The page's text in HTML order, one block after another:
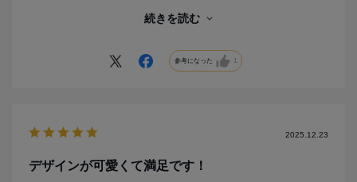
惹かれて来店予約をしました。
当日ドキドキしながらお店に行きましたが
担当の方がとても優しく丁寧に接客をしてくださり、リラックスをし
自分の普段のファッションや好みを回答するだけで
た。
診断結果だけでなく2人の生活スタイルもしっかりと考慮した上で、
続きを読む
参考になった
2025.12.23
デザインが可愛くて満足です！